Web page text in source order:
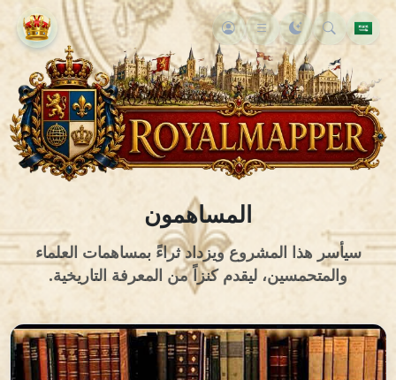
المساهمون
سيأسر هذا المشروع ويزداد ثراءً بمساهمات العلماء
والمتحمسين، ليقدم كنزاً من المعرفة التاريخية.